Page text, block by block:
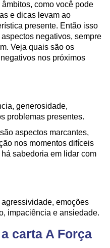
como você pode
e dicas levam ao
presente. Então isso
negativos, sempre
Veja quais são os
nos próximos
generosidade,
problemas presentes.
aspectos marcantes,
nos momentos difíceis
sabedoria em lidar com
emoções
impaciência e ansiedade.
carta A Força